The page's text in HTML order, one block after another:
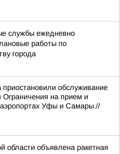
службы ежедневно
работы по
города
обслуживание
Ограничения на прием и
аэропортах Уфы и Самары.//
области объявлена ракетная